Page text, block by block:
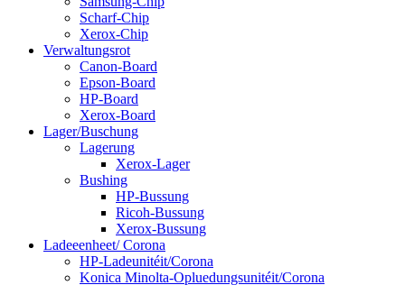
Scharf-Chip
Xerox-Chip
Verwaltungsrot
Canon-Board
Epson-Board
HP-Board
Xerox-Board
Lager/Buschung
Lagerung
Xerox-Lager
Bushing
HP-Bussung
Ricoh-Bussung
Xerox-Bussung
Ladeeenheet/ Corona
HP-Ladeunitéit/Corona
Konica Minolta-Opluedungsunitéit/Corona